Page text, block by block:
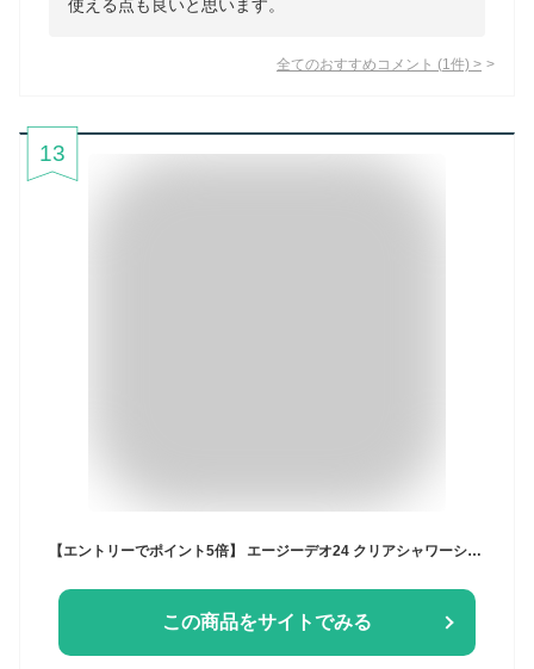
使える点も良いと思います。
全てのおすすめコメント (1 件) >
13
【エントリーでポイント5倍】 エージーデオ24 クリアシャワーシート 無香料 30枚入
この商品をサイトでみる